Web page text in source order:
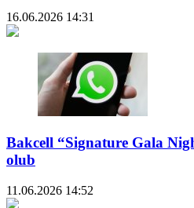
16.06.2026 14:31
Bakcell “Signature Gala
olub
11.06.2026 14:52